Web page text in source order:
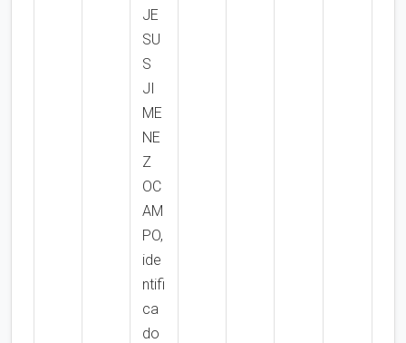
JE
SU
S
JI
ME
NE
Z
OC
AM
PO,
ide
ntifi
ca
do